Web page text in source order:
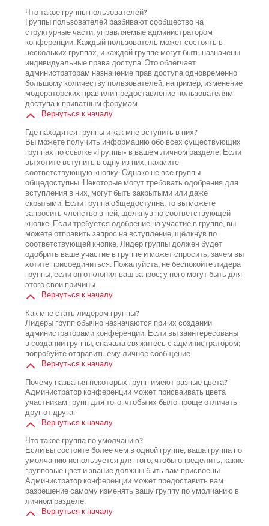
Что такое группы пользователей?
Группы пользователей разбивают сообщество на
структурные части, управляемые администратором
конференции. Каждый пользователь может состоять в
нескольких группах, и каждой группе могут быть назначены
индивидуальные права доступа. Это облегчает
администраторам назначение прав доступа одновременно
большому количеству пользователей, например, изменение
модераторских прав или предоставление пользователям
доступа к приватным форумам.
Вернуться к началу
Где находятся группы и как мне вступить в них?
Вы можете получить информацию обо всех существующих
группах по ссылке «Группы» в вашем личном разделе. Если
вы хотите вступить в одну из них, нажмите
соответствующую кнопку. Однако не все группы
общедоступны. Некоторые могут требовать одобрения для
вступления в них, могут быть закрытыми или даже
скрытыми. Если группа общедоступна, то вы можете
запросить членство в ней, щёлкнув по соответствующей
кнопке. Если требуется одобрение на участие в группе, вы
можете отправить запрос на вступление, щёлкнув по
соответствующей кнопке. Лидер группы должен будет
одобрить ваше участие в группе и может спросить, зачем вы
хотите присоединиться. Пожалуйста, не беспокойте лидера
группы, если он отклонил ваш запрос; у него могут быть для
этого свои причины.
Вернуться к началу
Как мне стать лидером группы?
Лидеры групп обычно назначаются при их создании
администраторами конференции. Если вы заинтересованы
в создании группы, сначала свяжитесь с администратором;
попробуйте отправить ему личное сообщение.
Вернуться к началу
Почему названия некоторых групп имеют разные цвета?
Администратор конференции может присваивать цвета
участникам групп для того, чтобы их было проще отличать
друг от друга.
Вернуться к началу
Что такое группа по умолчанию?
Если вы состоите более чем в одной группе, ваша группа по
умолчанию используется для того, чтобы определить, какие
групповые цвет и звание должны быть вам присвоены.
Администратор конференции может предоставить вам
разрешение самому изменять вашу группу по умолчанию в
личном разделе.
Вернуться к началу